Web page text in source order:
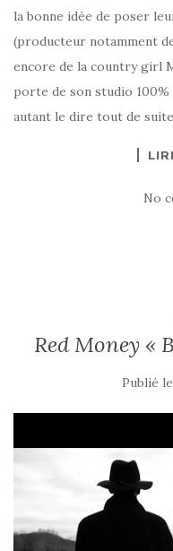
la bonne idée de poser
(producteur notamment
encore de la country girl
porte de son studio 100%
autant le dire tout de
No
Red Money «
Publié le